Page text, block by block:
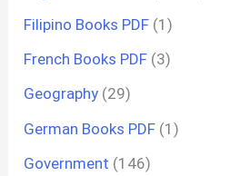
Filipino Books PDF (1)
French Books PDF (3)
Geography (29)
German Books PDF (1)
Government (146)